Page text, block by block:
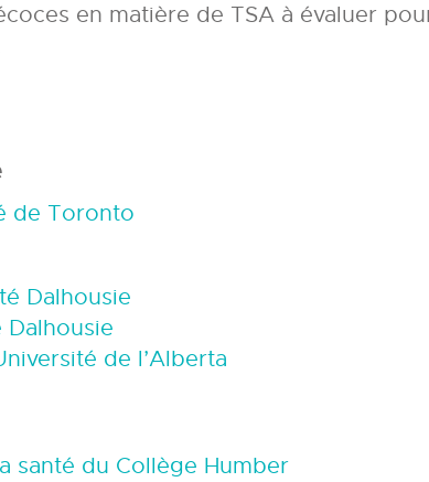
en matière de TSA à évaluer
de Toronto
Dalhousie
Dalhousie
de l’Alberta
santé du Collège Humber